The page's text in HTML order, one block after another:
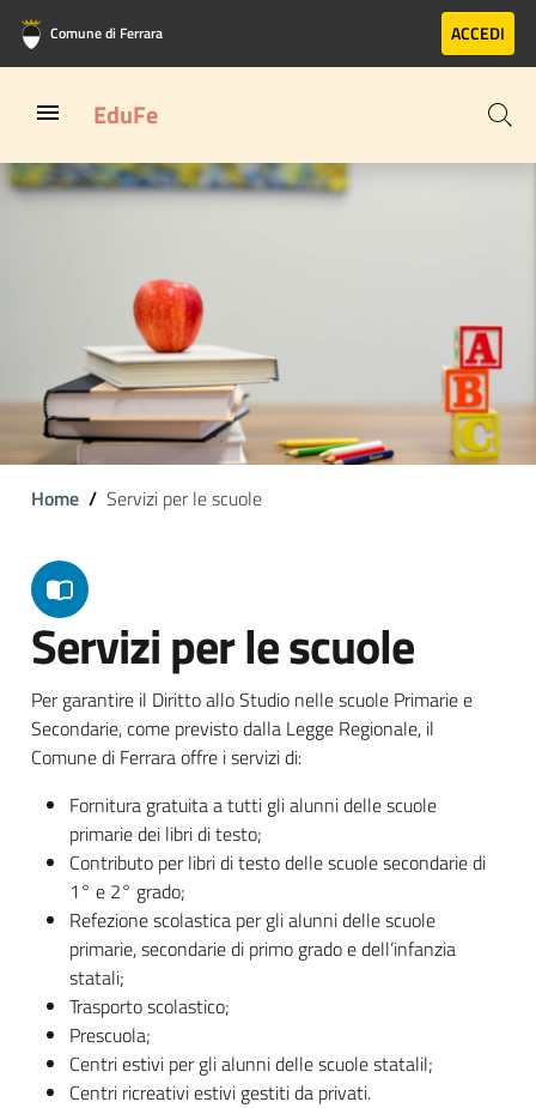
Vai al contenuto principale
Vai al footer
Comune di Ferrara ACCEDI
EduFe
Home Servizi per le scuole
Servizi per le scuole
Per garantire il Diritto allo Studio nelle scuole Primarie e
Secondarie, come previsto dalla Legge Regionale, il
Comune di Ferrara offre i servizi di:
Fornitura gratuita a tutti gli alunni delle scuole
primarie dei libri di testo;
Contributo per libri di testo delle scuole secondarie di
1° e 2° grado;
Refezione scolastica per gli alunni delle scuole
primarie, secondarie di primo grado e dell’infanzia
statali;
Trasporto scolastico;
Prescuola;
Centri estivi per gli alunni delle scuole statalil;
Centri ricreativi estivi gestiti da privati.